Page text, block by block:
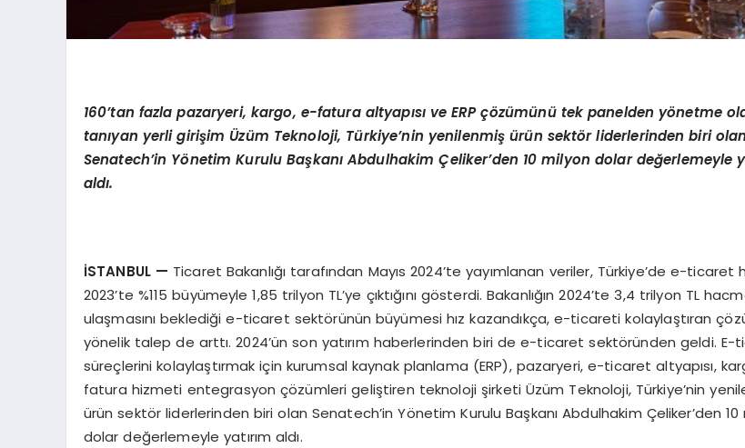
160’tan fazla pazaryeri, kargo, e-fatura altyapısı ve ERPçözümünü tek panelden yönetme
tanıyan yerli girişimÜzüm Teknoloji, Türkiye’nin yenilenmiş ürün sektör liderlerinden biri olan
Senatech’in Yönetim Kurulu Başkanı Abdulhakim Çeliker’den 10 milyon dolar değerlemeyle
aldı.
İSTANBUL — Ticaret Bakanlığı tarafından Mayıs 2024’te yayımlanan veriler, Türkiye’de e-ticaret
2023’te %115 büyümeyle 1,85 trilyon TL’ye çıktığını gösterdi. Bakanlığın 2024’te 3,4 trilyon TL
ulaşmasını beklediği e-ticaret sektörünün büyümesi hız kazandıkça, e-ticareti kolaylaştıran
yönelik talep de arttı. 2024’ün son yatırım haberlerinden biri de e-ticaret sektöründen geldi. E-
süreçlerini kolaylaştırmak için kurumsal kaynak planlama (ERP), pazaryeri, e-ticaret altyapısı,
fatura hizmeti entegrasyon çözümleri geliştiren teknoloji şirketi Üzüm Teknoloji, Türkiye’nin
ürün sektör liderlerinden biri olan Senatech’in Yönetim Kurulu Başkanı Abdulhakim Çeliker’den 10
dolar değerlemeyle yatırım aldı.